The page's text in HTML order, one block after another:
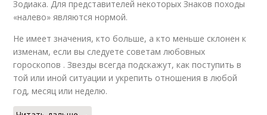
Зодиака. Для представителей некоторых Знаков походы
«налево» являются нормой.
Не имеет значения, кто больше, а кто меньше склонен к
изменам, если вы следуете советам любовных
гороскопов . Звезды всегда подскажут, как поступить в
той или иной ситуации и укрепить отношения в любой
год, месяц или неделю.